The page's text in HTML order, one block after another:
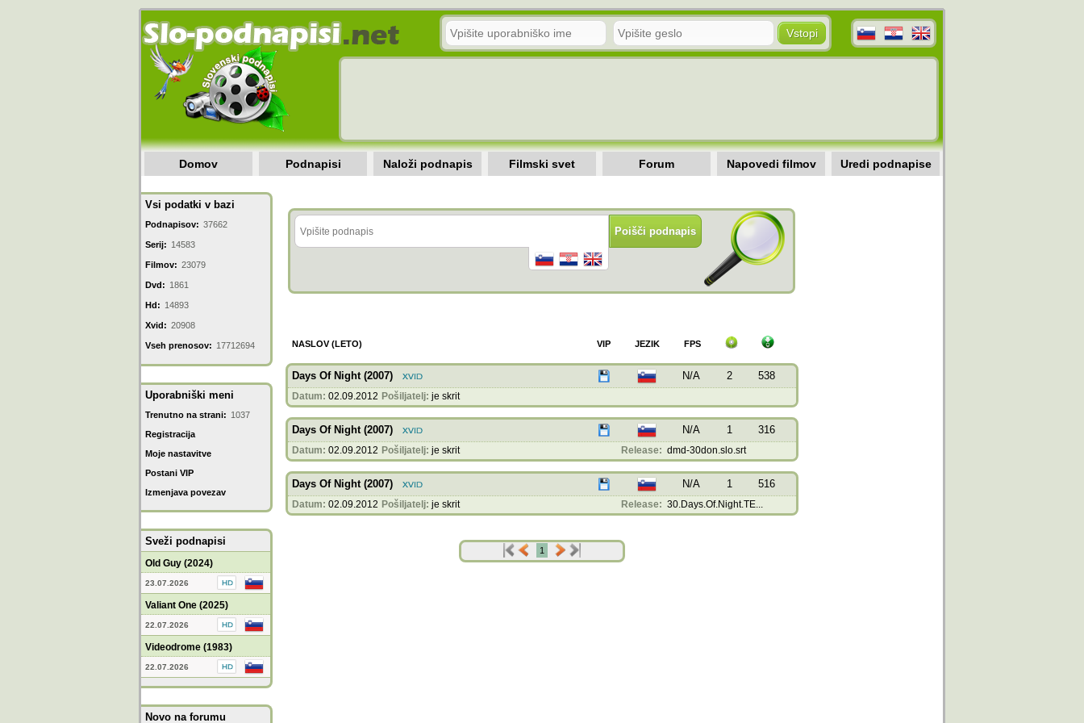
Domov Podnapisi Naloži podnapis Filmski svet Forum Napovedi filmov Uredi podnapise
Vsi podatki v bazi
Podnapisov: 37662
Serij: 14583
Filmov: 23079
Dvd: 1861
Hd: 14893
Xvid: 20908
Vseh prenosov: 17712694
Uporabniški meni
Trenutno na strani: 1037
Registracija
Moje nastavitve
Postani VIP
Izmenjava povezav
Sveži podnapisi
Old Guy (2024)
23.07.2026
Valiant One (2025)
22.07.2026
Videodrome (1983)
22.07.2026
Novo na forumu
NASLOV (LETO) FPS
JEZIK
VIP
Days Of Night (2007) N/A 2 538
Datum: 02.09.2012 Pošiljatelj: je skrit
Days Of Night (2007) N/A 1 316
Datum: 02.09.2012 Pošiljatelj: je skrit Release: dmd-30don.slo.srt
Days Of Night (2007) N/A 1 516
Datum: 02.09.2012 Pošiljatelj: je skrit Release: 30.Days.Of.Night.TE...
1